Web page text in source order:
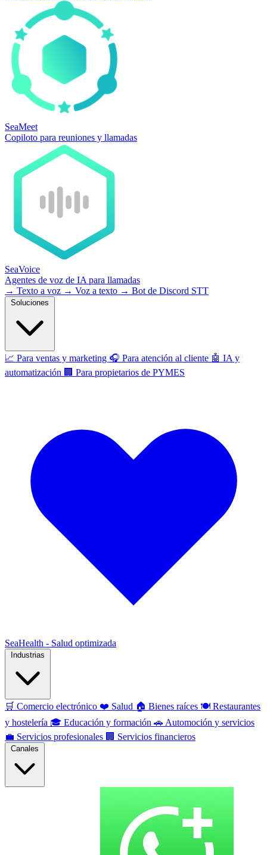
SeaMeet
Copiloto para reuniones y llamadas
SeaVoice
Agentes de voz de IA para llamadas
→ Texto a voz → Voz a texto → Bot de Discord STT
📈 Para ventas y marketing 🎧 Para atención al cliente 🤖 IA y
automatización 🏢 Para propietarios de PYMES
SeaHealth - Salud optimizada
🛒 Comercio electrónico ❤️ Salud 🏠 Bienes raíces 🍽️ Restaurantes
y hostelería 🎓 Educación y formación 🚗 Automoción y servicios
💼 Servicios profesionales 🏢 Servicios financieros